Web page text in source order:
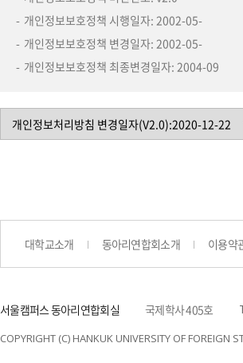
개인정보보호정책 시행일자: 2002-05-
개인정보보호정책 변경일자: 2002-05-
개인정보보호정책 최종변경일자: 2004-09
대학교소개 동아리연합회소개 이용약
서울캠퍼스 동아리연합회실 국제학사 405호
COPYRIGHT (C) HANKUK UNIVERSITY OF FOREIGN